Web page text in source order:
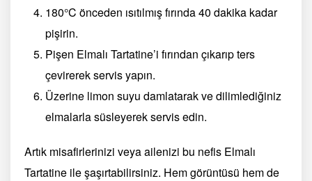
180°C önceden ısıtılmış fırında 40 dakika kadar
pişirin.
Pişen Elmalı Tartatine’i fırından çıkarıp ters
çevirerek servis yapın.
Üzerine limon suyu damlatarak ve dilimlediğiniz
elmalarla süsleyerek servis edin.
Artık misafirlerinizi veya ailenizi bu nefis Elmalı
Tartatine ile şaşırtabilirsiniz. Hem görüntüsü hem de